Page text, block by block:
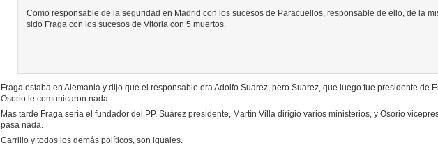
Como responsable de la seguridad en Madrid con los sucesos de Paracuellos, responsable de ello, de la
sido Fraga con los sucesos de Vitoria con 5 muertos.
Fraga estaba en Alemania y dijo que el responsable era Adolfo Suarez, pero Suarez, que luego fue presidente de
Osorio le comunicaron nada.
Mas tarde Fraga sería el fundador del PP, Suárez presidente, Martín Villa dirigió varios ministerios, y Osorio
pasa nada.
Carrillo y todos los demás políticos, son iguales.